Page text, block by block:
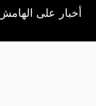
أخبار على